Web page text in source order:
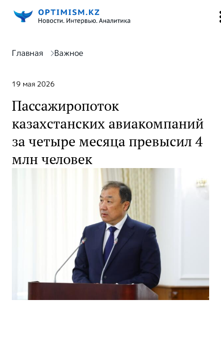
Главная Важное
19 мая 2026
Пассажиропоток
казахстанских авиакомпаний
за четыре месяца превысил 4
млн человек